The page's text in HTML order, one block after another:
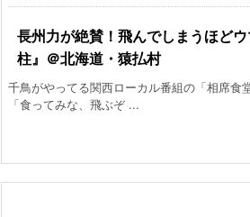
長州力が絶賛！飛んでしまうほど
柱』＠北海道・猿払村
千鳥がやってる関西ローカル番組の「相席食
「食ってみな、飛ぶぞ ...